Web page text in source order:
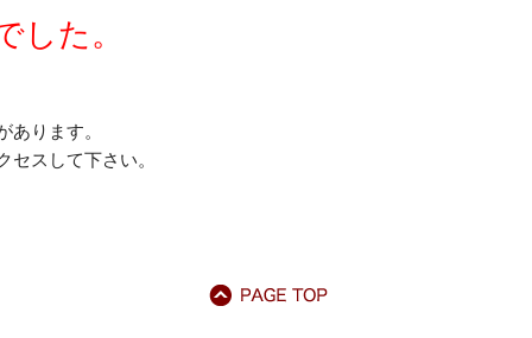
した。
ります。
セスして下さい。